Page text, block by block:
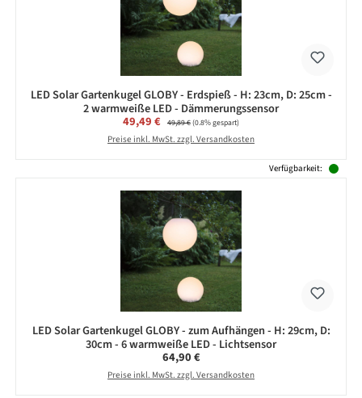
LED Solar Gartenkugel GLOBY - Erdspieß - H: 23cm, D: 25cm -
2 warmweiße LED - Dämmerungssensor
Verkaufspreis:
49,49 € Regulärer Preis:
49,89 €(0.8% gespart)
Preise inkl. MwSt. zzgl. Versandkosten
Verfügbarkeit:
LED Solar Gartenkugel GLOBY - zum Aufhängen - H: 29cm, D:
30cm - 6 warmweiße LED - Lichtsensor
Regulärer Preis:
64,90 €
Preise inkl. MwSt. zzgl. Versandkosten